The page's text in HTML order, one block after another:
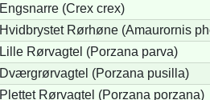
Engsnarre (Crex crex)
Hvidbrystet Rørhøne (Amaurornis
Lille Rørvagtel (Porzana parva)
Dværgrørvagtel (Porzana pusilla)
Plettet Rørvagtel (Porzana porzana)